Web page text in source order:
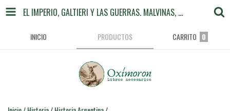
EL IMPERIO, GALTIERI Y LAS GUERRAS. MALVINAS, 40 AÑOS DESPUÉS // CARLOS DEL FRADE
INICIO PRODUCTOS CARRITO 0